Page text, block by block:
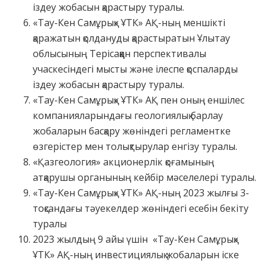
іздеу жобасын қарастыру туралы.
«Тау-Кен Самұрық» ҰТК» АҚ-ның меншікті
қаражатын қолдануды қарастыратын Ұлытау
облысының Терісаққан перспективалы
учаскесіндегі мысты және ілеспе қоспаларды
іздеу жобасын қарастыру туралы.
«Тау-Кен Самұрық» ҰТК» АҚ пен оның еншілес
компанияларындағы геологиялық барлау
жобаларын басқару жөніндегі регламентке
өзгерістер мен толықтырулар енгізу туралы.
«Қазгеология» акционерлік қоғамының
атқарушы органының кейбір мәселелері туралы.
«Тау-Кен Самұрық» ҰТК» АҚ-ның 2023 жылғы 3-
тоқсандағы тәуекелдер жөніндегі есебін бекіту
туралы
2023 жылдың 9 айы үшін «Тау-Кен Самұрық»
ҰТК» АҚ-ның инвестициялық жобаларын іске